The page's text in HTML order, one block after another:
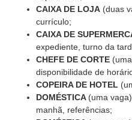
CAIXA DE LOJA (duas
currículo;
CAIXA DE
expediente, turno da
CHEFE DE CORTE
disponibilidade de
COPEIRA DE HOTEL
DOMÉSTICA (uma
manhã, referências;